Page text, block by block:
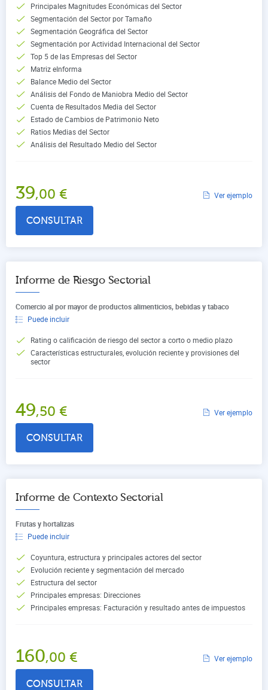
Principales Magnitudes Económicas del Sector
Segmentación del Sector por Tamaño
Segmentación Geográfica del Sector
Segmentación por Actividad Internacional del Sector
Top 5 de las Empresas del Sector
Matriz eInforma
Balance Medio del Sector
Análisis del Fondo de Maniobra Medio del Sector
Cuenta de Resultados Media del Sector
Estado de Cambios de Patrimonio Neto
Ratios Medias del Sector
Análisis del Resultado Medio del Sector
39,00 € Ver ejemplo
CONSULTAR
Informe de Riesgo Sectorial
Comercio al por mayor de productos alimenticios, bebidas y tabaco
Puede incluir
Rating o calificación de riesgo del sector a corto o medio plazo
Características estructurales, evolución reciente y provisiones del
sector
49,50 € Ver ejemplo
CONSULTAR
Informe de Contexto Sectorial
Frutas y hortalizas
Puede incluir
Coyuntura, estructura y principales actores del sector
Evolución reciente y segmentación del mercado
Estructura del sector
Principales empresas: Direcciones
Principales empresas: Facturación y resultado antes de impuestos
160,00 € Ver ejemplo
CONSULTAR